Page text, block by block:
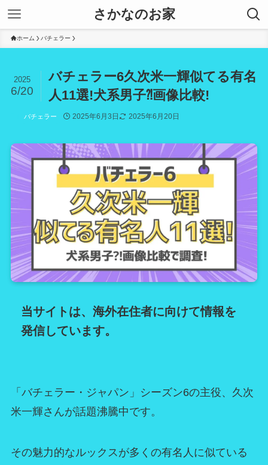
さかなのお家
ホーム バチェラー
バチェラー6久次米一輝似てる有名
人11選!犬系男子⁈画像比較!
2025
6/20
バチェラー 2025年6月3日 2025年6月20日
当サイトは、海外在住者に向けて情報を
発信しています。
「バチェラー・ジャパン」シーズン6の主役、久次
米一輝さんが話題沸騰中です。
その魅力的なルックスが多くの有名人に似ている